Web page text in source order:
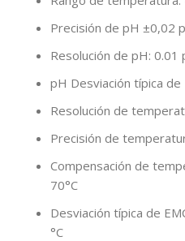
Precisión de pH ±0,02
Resolución de pH: 0.01
pH Desviación típica de
Resolución de
Precisión de
Compensación de
70°C
Desviación típica de
°C